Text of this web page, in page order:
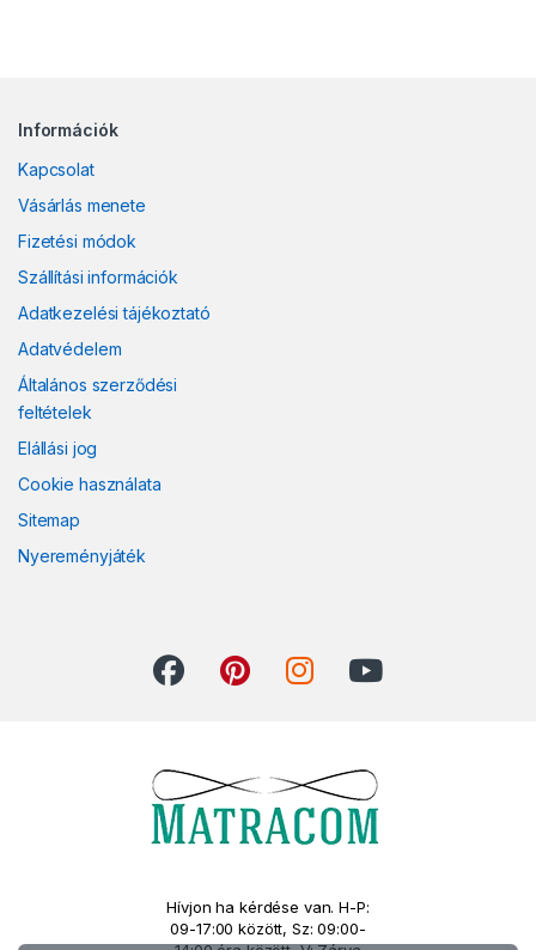
Információk
Kapcsolat
Vásárlás menete
Fizetési módok
Szállítási információk
Adatkezelési tájékoztató
Adatvédelem
Általános szerződési
feltételek
Elállási jog
Cookie használata
Sitemap
Nyereményjáték
Hívjon ha kérdése van. H-P:
09-17:00 között, Sz: 09:00-